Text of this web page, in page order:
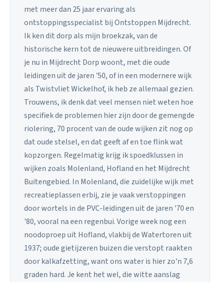
met meer dan 25 jaar ervaring als
ontstoppingsspecialist bij Ontstoppen Mijdrecht.
Ik ken dit dorp als mijn broekzak, van de
historische kern tot de nieuwere uitbreidingen. Of
je nu in Mijdrecht Dorp woont, met die oude
leidingen uit de jaren '50, of in een modernere wijk
als Twistvliet Wickelhof, ik heb ze allemaal gezien.
Trouwens, ik denk dat veel mensen niet weten hoe
specifiek de problemen hier zijn door de gemengde
riolering, 70 procent van de oude wijken zit nog op
dat oude stelsel, en dat geeft af en toe flink wat
kopzorgen. Regelmatig krijg ik spoedklussen in
wijken zoals Molenland, Hofland en het Mijdrecht
Buitengebied. In Molenland, die zuidelijke wijk met
recreatieplassen erbij, zie je vaak verstoppingen
door wortels in de PVC-leidingen uit de jaren '70 en
'80, vooral na een regenbui. Vorige week nog een
noodoproep uit Hofland, vlakbij de Watertoren uit
1937; oude gietijzeren buizen die verstopt raakten
door kalkafzetting, want ons water is hier zo'n 7,6
graden hard. Je kent het wel, die witte aanslag